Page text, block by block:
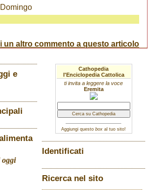
un altro commento a questo articolo
e
Cathopedia
l'Enciclopedia Cattolica
ti invita a leggere la voce
Eremita
Aggiungi questo box al tuo sito!
Identificati
Ricerca nel sito